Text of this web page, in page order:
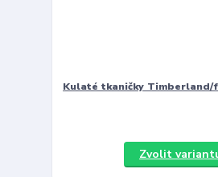
Kulaté tkaničky Timberland/
Zvolit